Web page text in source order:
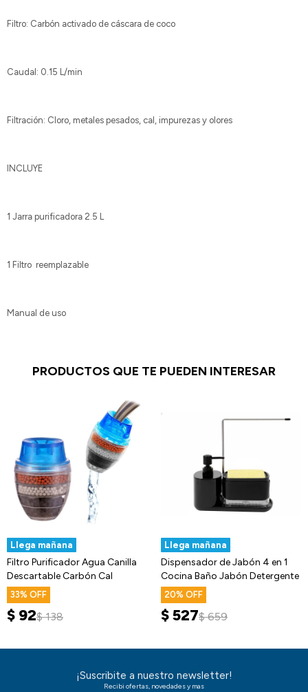
Filtro: Carbón activado de cáscara de coco
Caudal: 0.15 L/min
Filtración: Cloro, metales pesados, cal, impurezas y olores
INCLUYE
1 Jarra purificadora 2.5 L
1 Filtro reemplazable
Manual de uso
PRODUCTOS QUE TE PUEDEN INTERESAR
Llega mañana
Filtro Purificador Agua Canilla
Descartable Carbón Cal
33
$ 92$ 138
Llega mañana
Dispensador de Jabón 4 en 1
Cocina Baño Jabón Detergente
20
$527$ 659
¡Suscribite a nuestro newsletter!
Recibi ofertas, novedades y mas